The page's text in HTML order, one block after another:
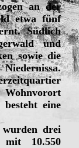
an der
etwa fünf
Südlich
und
sowie die
eine
drei
mit 10.550